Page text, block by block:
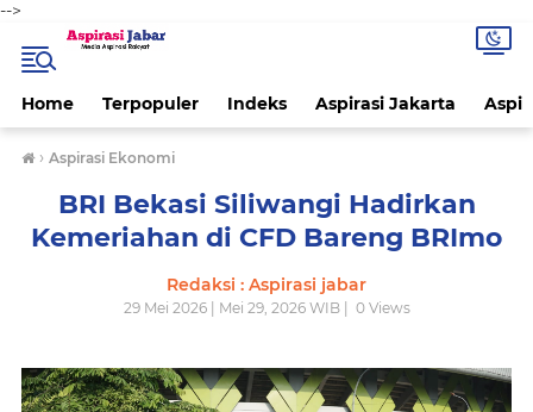
-->
Home Terpopuler Indeks Aspirasi Jakarta
› Aspirasi Ekonomi
BRI Bekasi Siliwangi Hadirkan
Kemeriahan di CFD Bareng BRImo
Redaksi : Aspirasi jabar
29 Mei 2026 | Mei 29, 2026 WIB | 0Views